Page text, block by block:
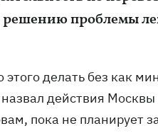
проблемы
делать без как
действия
пока не планирует